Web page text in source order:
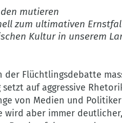
mutieren
zum ultimativen
Kultur in unserem
der Flüchtlingsdebatte
auf aggressive
von Medien und
aber immer